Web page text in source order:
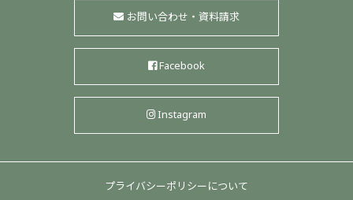
お問い合わせ・資料請求
Facebook
Instagram
プライバシーポリシーについて